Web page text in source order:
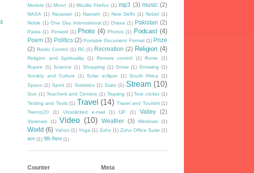
Models (1) Moon (1) Mozilla Firefox (1) mp3 (3) music (2)
NASA (1) Navaratri (1) Navratri (1) New Delhi (1) Nobel (1)
Noble (1) One Day International (1) Orissa (1) Pakistan (2)
Pasta (1) Perseid (1) Photo (4) Photos (1) Podcast (4)
Poem (3) Politics (2) Portable Document Format (1) Prize
(2) Radio Control (1) RC (1) Recreation (2) Religion (4)
Religion and Spirituality (1) Remote control (1) Rome
(1)
Rupee (1) Science (1) Shopping (1) Snow (1) Snowing (1)
Society and Culture
(1) Solar eclipse (1) South Africa
(1)
Space (1) Sport (1) Statistics (1) Stats (1) Stream (10)
Sun (1) Teachers and Centers (1) Teasing (1) Test cricket (1)
Testing and Tools (1) Travel (14) Travel and Tourism (1)
Twenty20
(1) Unsolicited e-mail (1) UP (1) Valley (2)
Varanasi (1) Video (10) Weather (3) Windows (1)
World (6) Yahoo (1) Yoga (1) Zoho (1) Zoho Office Suite (1)
ज्ञान (1) रीति-रिवाज (1)
Counter Meta